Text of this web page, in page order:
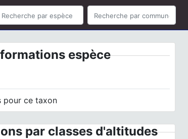
espèce
pour ce taxon
par classes d'altitudes